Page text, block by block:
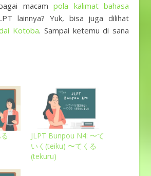
macam pola kalimat bahasa
lainnya? Yuk, bisa juga dilihat
Kotoba. Sampai ketemu di sana
JLPT Bunpou N4: 〜て
いく(teiku) 〜てくる
(tekuru)